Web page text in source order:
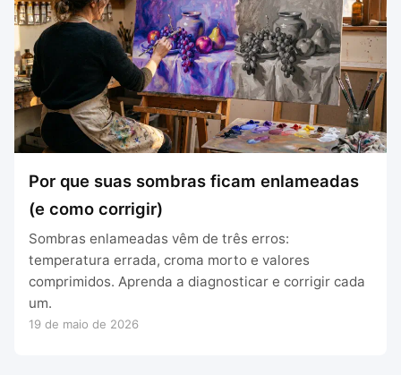
Por que suas sombras ficam enlameadas
(e como corrigir)
Sombras enlameadas vêm de três erros:
temperatura errada, croma morto e valores
comprimidos. Aprenda a diagnosticar e corrigir cada
um.
19 de maio de 2026